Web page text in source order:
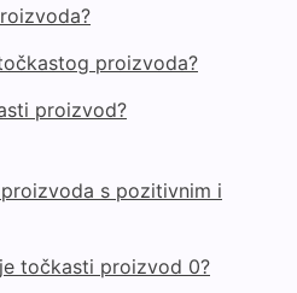
proizvoda?
proizvod?
s pozitivnim i
točkasti proizvod 0?